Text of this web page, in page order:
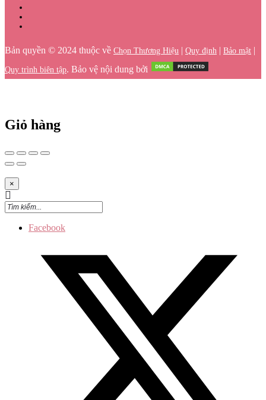
Bản quyền © 2024 thuộc về Chọn Thương Hiệu | Quy định | Bảo mật |
Quy trình biên tập. Bảo vệ nội dung bởi
Giỏ hàng
×
Facebook